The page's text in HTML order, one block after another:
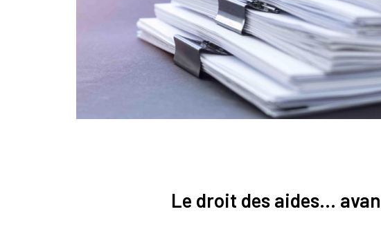
Le droit des aides...